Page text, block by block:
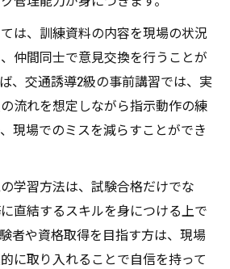
は、訓練資料の内容を現場の状況
仲間同士で意見交換を行うことが
、交通誘導2級の事前講習では、実
流れを想定しながら指示動作の練
現場でのミスを減らすことができ
学習方法は、試験合格だけでな
直結するスキルを身につける上で
者や資格取得を目指す方は、現場
に取り入れることで自信を持って